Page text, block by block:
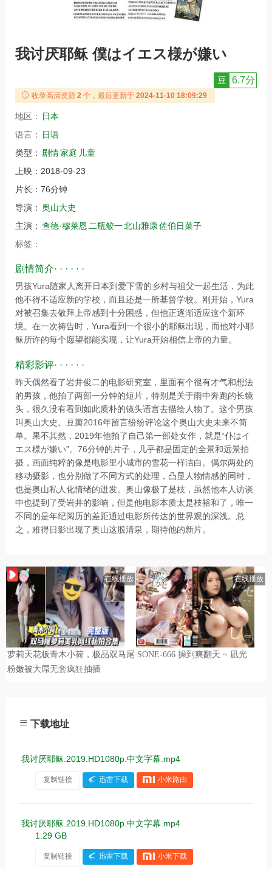
我讨厌耶稣 僕はイエス様が嫌い
豆 6.7分
收录高清资源 2 个，最后更新于 2024-11-10 18:09:29
地区：
日本
语言：
日语
类型： 剧情家庭 儿童
上映： 2018-09-23
片长： 76分钟
导演： 奥山大史
主演： 查德·穆莱恩二瓶鲛一北山雅康佐伯日菜子
标签：
剧情简介· · · · · ·
男孩Yura随家人离开日本到爱下雪的乡村与祖父一起生活，为此
他不得不适应新的学校，而且还是一所基督学校。刚开始，Yura
对被召集去敬拜上帝感到十分困惑，但他正逐渐适应这个新环
境。在一次祷告时，Yura看到一个很小的耶稣出现，而他对小耶
稣所许的每个愿望都能实现，让Yura开始相信上帝的力量。
精彩影评· · · · · ·
昨天偶然看了岩井俊二的电影研究室，里面有个很有才气和想法
的男孩，他拍了两部一分钟的短片，特别是关于雨中奔跑的长镜
头，很久没有看到如此质朴的镜头语言去描绘人物了。这个男孩
叫奥山大史。豆瓣2016年留言纷纷评论这个奥山大史未来不简
单。果不其然，2019年他拍了自己第一部处女作，就是“仆はイ
エス様が嫌い”。76分钟的片子，几乎都是固定的全景和远景拍
摄，画面纯粹的像是电影里小城市的雪花一样洁白。偶尔两处的
移动摄影，也分别做了不同方式的处理，凸显人物情感的同时，
也是奥山私人化情绪的迸发。奥山像极了是枝，虽然他本人访谈
中也提到了受岩井的影响，但是他电影本质太是枝裕和了，唯一
不同的是年纪阅历的差距通过电影所传达的世界观的深浅。总
之，难得日影出现了奥山这股清泉，期待他的新片。
下载地址
我讨厌耶稣.2019.HD1080p.中文字幕.mp4
复制链接 迅雷下载 小米路由
我讨厌耶稣.2019.HD1080p.中文字幕.mp4
1.29 GB
复制链接 迅雷下载 小米下载